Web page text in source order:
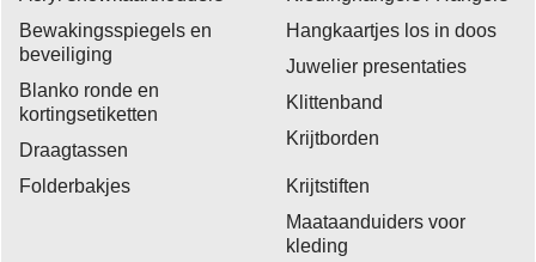
Bewakingsspiegels en
beveiliging
Blanko ronde en
kortingsetiketten
Draagtassen
Folderbakjes
Hangkaartjes los in doos
Juwelier presentaties
Klittenband
Krijtborden
Krijtstiften
Maataanduiders voor
kleding